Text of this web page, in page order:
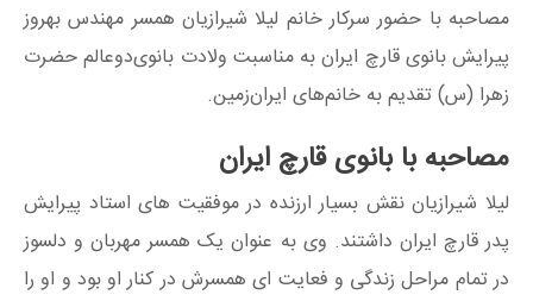
مصاحبه با حضور سرکار خانم لیلا شیرازیان همسر مهندس بهروز
پیرایش بانوی قارچ ایران به مناسبت ولادت بانوی‌دوعالم حضرت
زهرا (س) تقدیم به خانم‌های ایران‌زمین.
مصاحبه با بانوی قارچ ایران
لیلا شیرازیان نقش بسیار ارزنده در موفقیت های استاد پیرایش
پدر قارچ ایران داشتند. وی به عنوان یک همسر مهربان و دلسوز
در تمام مراحل زندگی و فعایت ای همسرش در کنار او بود و او را